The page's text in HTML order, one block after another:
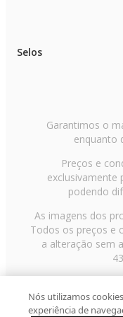
Selos
Garantimos o
enquanto
Preços e
exclusivamente
podendo
As imagens dos
Todos os preços e
a alteração sem
Paulo/SP, CEP
2013 Fast Shop
Nós utilizamos
experiência de